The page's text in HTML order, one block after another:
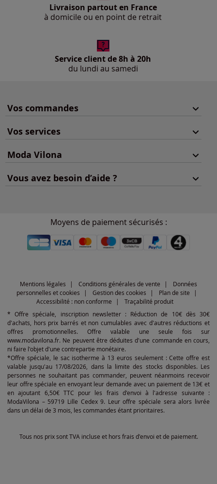
Livraison partout en France
à domicile ou en point de retrait
Service client de 8h à 20h
du lundi au samedi
Vos commandes
Vos services
Moda Vilona
Vous avez besoin d’aide ?
Moyens de paiement sécurisés :
Mentions légales Conditions générales de vente
Données
personnelles et cookies
Gestion des cookies
Plan de site
Accessibilité : non conforme
Traçabilité produit
* Offre spéciale, inscription newsletter : Réduction de 10€ dès 30€
d'achats, hors prix barrés et non cumulables avec d'autres réductions et
offres promotionnelles. Offre valable une seule fois sur
www.modavilona.fr. Ne peuvent être déduites d'une commande en cours,
ni faire l'objet d'une contrepartie monétaire.
*Offre spéciale, le sac isotherme à 13 euros seulement : Cette offre est
valable jusqu'au 17/08/2026, dans la limite des stocks disponibles. Les
personnes ne souhaitant pas commander, peuvent néanmoins recevoir
leur offre spéciale en envoyant leur demande avec un paiement de 13€ et
en ajoutant 6,50€ TTC pour les frais d'envoi à l'adresse suivante :
ModaVilona – 59719 Lille Cedex 9. Leur offre spéciale sera alors livrée
dans un délai de 3 mois, les commandes étant prioritaires.
Tous nos prix sont TVA incluse et hors frais d'envoi et de paiement.